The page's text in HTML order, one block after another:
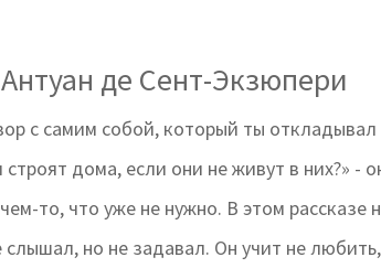
де Сент-Экзюпери
с самим собой, который ты
дома, если они не живут в них?» -
то, что уже не нужно. В этом рассказе
но не задавал. Он учит не